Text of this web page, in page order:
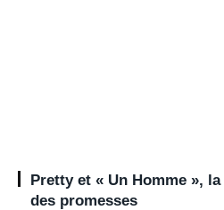
Pretty et « Un Homme »,
des promesses